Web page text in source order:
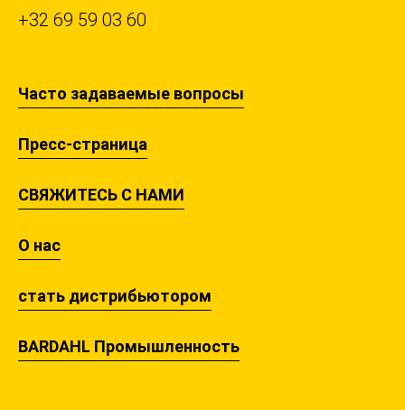
+32 69 59 03 60
Часто задаваемые вопросы
Пресс-страница
СВЯЖИТЕСЬ С НАМИ
О нас
стать дистрибьютором
BARDAHL Промышленность